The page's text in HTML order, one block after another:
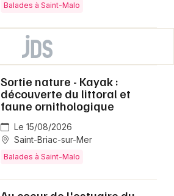
Balades à Saint-Malo
Sortie nature - Kayak :
découverte du littoral et
faune ornithologique
Le 15/08/2026
Saint-Briac-sur-Mer
Balades à Saint-Malo